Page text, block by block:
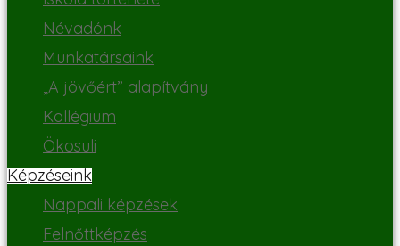
Névadónk
Munkatársaink
„A jövőért” alapítvány
Kollégium
Ökosuli
Képzéseink
Nappali képzések
Felnőttképzés